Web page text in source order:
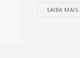
SAIBA MAIS